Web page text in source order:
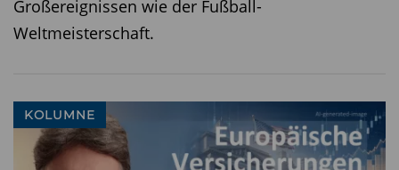
Pressekonferenz des Wohnungsbau-Instituts
Hintergrund: Bauforschungsinstitute kritisieren
die Normen-Flut. Als Beispiele benennen ARGE
und IFB Normen als Kostentreiber im
Großereignissen wie der Fußball-
Weltmeisterschaft.
KOLUMNE